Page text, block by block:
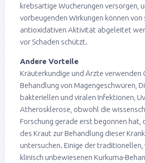
krebsartige Wucherungen versorgen,
vorbeugenden Wirkungen können von
antioxidativen Aktivität abgeleitet
vor Schaden schützt.
Andere Vorteile
Kräuterkundige und Ärzte verwenden
Behandlung von Magengeschwüren,
bakteriellen und viralen Infektionen,
Atherosklerose, obwohl die
Forschung gerade erst begonnen hat,
des Kraut zur Behandlung dieser
untersuchen. Einige der traditionellen,
klinisch unbewiesenen Kurkuma-